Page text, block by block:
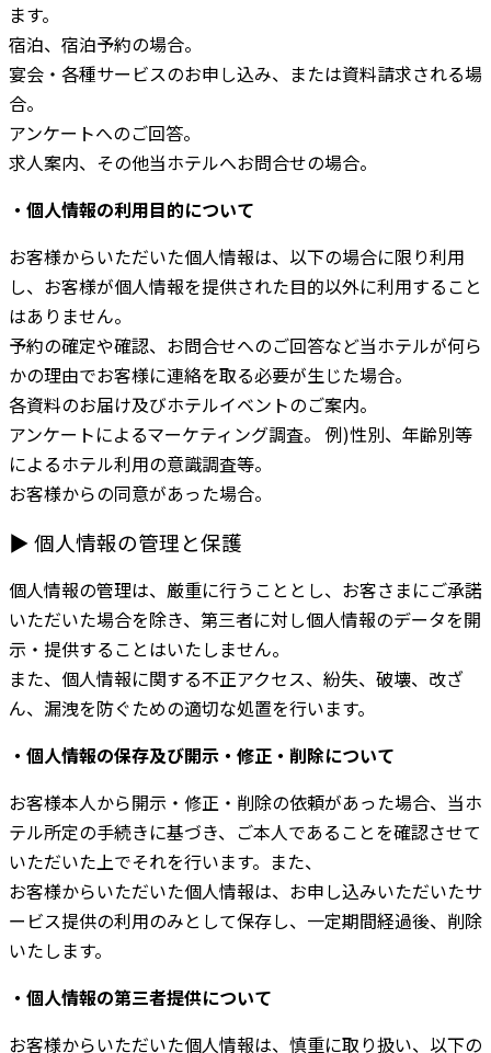
ます。
宿泊、宿泊予約の場合。
宴会・各種サービスのお申し込み、または資料請求される場
合。
アンケートへのご回答。
求人案内、その他当ホテルへお問合せの場合。
・個人情報の利用目的について
お客様からいただいた個人情報は、以下の場合に限り利用
し、お客様が個人情報を提供された目的以外に利用すること
はありません。
予約の確定や確認、お問合せへのご回答など当ホテルが何ら
かの理由でお客様に連絡を取る必要が生じた場合。
各資料のお届け及びホテルイベントのご案内。
アンケートによるマーケティング調査。 例)性別、年齢別等
によるホテル利用の意識調査等。
お客様からの同意があった場合。
▶ 個人情報の管理と保護
個人情報の管理は、厳重に行うこととし、お客さまにご承諾
いただいた場合を除き、第三者に対し個人情報のデータを開
示・提供することはいたしません。
また、個人情報に関する不正アクセス、紛失、破壊、改ざ
ん、漏洩を防ぐための適切な処置を行います。
・個人情報の保存及び開示・修正・削除について
お客様本人から開示・修正・削除の依頼があった場合、当ホ
テル所定の手続きに基づき、ご本人であることを確認させて
いただいた上でそれを行います。また、
お客様からいただいた個人情報は、お申し込みいただいたサ
ービス提供の利用のみとして保存し、一定期間経過後、削除
いたします。
・個人情報の第三者提供について
お客様からいただいた個人情報は、慎重に取り扱い、以下の